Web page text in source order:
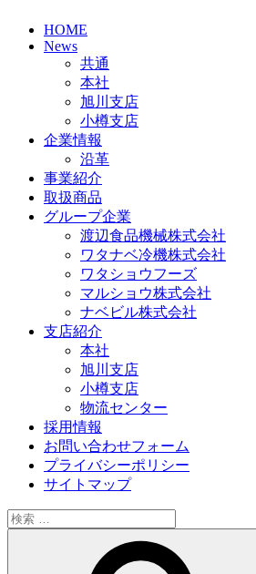
HOME
News
共通
本社
旭川支店
小樽支店
企業情報
沿革
事業紹介
取扱商品
グループ企業
渡辺食品機械株式会社
ワタナベ冷機株式会社
ワタショウフーズ
マルショウ株式会社
ナベビル株式会社
支店紹介
本社
旭川支店
小樽支店
物流センター
採用情報
お問い合わせフォーム
プライバシーポリシー
サイトマップ
検
索: